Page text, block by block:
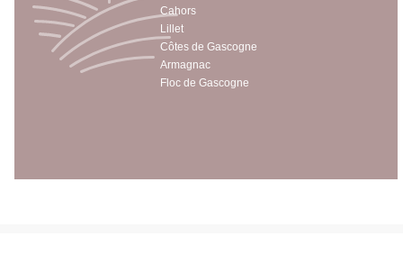
Cahors
Lillet
Côtes de Gascogne
Armagnac
Floc de Gascogne